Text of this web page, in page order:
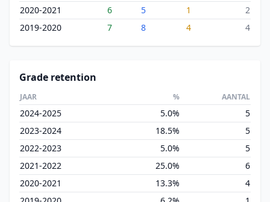
2020-2021
6 5 1
2
2019-2020
7 8 4 4
Grade retention
JAAR % AANTAL
2024-2025 5.0%
5
2023-2024
18.5%
5
2022-2023
5.0%
5
2021-2022
25.0%
6
2020-2021
13.3%
4